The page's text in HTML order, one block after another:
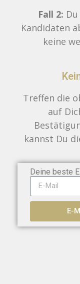
Fall 2:
Kandidaten
keine
Treffen die
auf
kannst Du
Deine beste
E-